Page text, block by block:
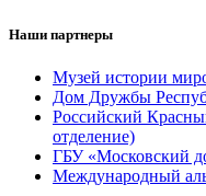
Наши партнеры
Музей истории
Дом Дружбы
Российский
отделение)
ГБУ «Московский
Международный